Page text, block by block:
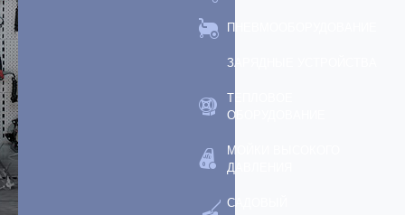
ПНЕВМООБОРУДОВАНИЕ
ЗАРЯДНЫЕ УСТРОЙСТВА
ТЕПЛОВОЕ
ОБОРУДОВАНИЕ
МОЙКИ ВЫСОКОГО
ДАВЛЕНИЯ
САДОВЫЙ